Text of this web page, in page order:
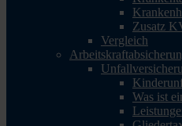
Zusatz
Vergleich
Was ist